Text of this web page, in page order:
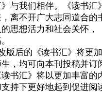
与我们相伴。《读书汇
离不开广大志同道合的
的思想活力和社会关怀
版后的《读书汇》将更
生，均可向本刊投稿并订
读书汇》将以更加丰富
持下更好地起到促进阅